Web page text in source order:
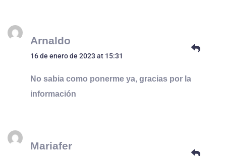
Arnaldo
16 de enero de 2023 at 15:31
No sabia como ponerme ya, gracias por la
información
Mariafer